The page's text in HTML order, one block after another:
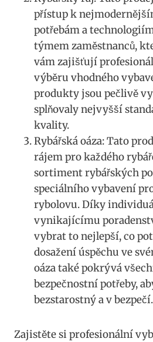
přístup k
potřebám a
týmem zaměstnanců,
vám⁤ zajišťují
výběru⁤ vhodného
produkty jsou pečlivě
splňovaly nejvyšší⁤
kvality.
Rybářská‍ oáza: Tato
rájem​ pro každého
sortiment rybářských
speciálního ⁣vybavení
rybolovu. Díky
‌vynikajícímu
vybrat to nejlepší,⁤ co
dosažení ‌úspěchu ve
oáza také pokrývá⁣
bezpečnostní potřeby,
bezstarostný a ⁣v bezpečí.
Zajistěte ⁢si profesionální